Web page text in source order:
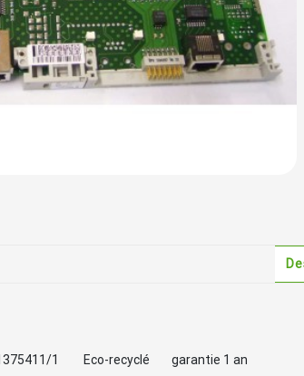
1 Eco-recyclé garantie 1 an